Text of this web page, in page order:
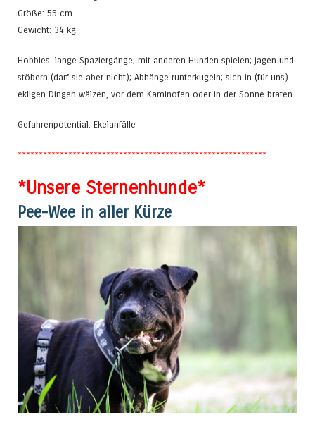
Größe: 55 cm
Gewicht: 34 kg
Hobbies: lange Spaziergänge; mit anderen Hunden spielen; jagen und
stöbern (darf sie aber nicht); Abhänge runterkugeln; sich in (für uns)
ekligen Dingen wälzen, vor dem Kaminofen oder in der Sonne braten.
Gefahrenpotential: Ekelanfälle
***********************************************************
*Unsere Sternenhunde*
Pee-Wee in aller Kürze